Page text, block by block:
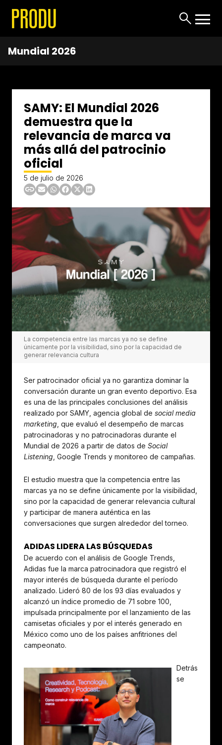
Mundial 2026
SAMY: El Mundial 2026
demuestra que la
relevancia de marca va
más allá del patrocinio
oficial
5 de julio de 2026
La competencia entre las marcas ya no se define
únicamente por la visibilidad, sino por la capacidad de
generar relevancia cultura
Ser patrocinador oficial ya no garantiza dominar la
conversación durante un gran evento deportivo. Esa
es una de las principales conclusiones del análisis
realizado por SAMY, agencia global de social media
marketing, que evaluó el desempeño de marcas
patrocinadoras y no patrocinadoras durante el
Mundial de 2026 a partir de datos de Social
Listening, Google Trends y monitoreo de campañas.
El estudio muestra que la competencia entre las
marcas ya no se define únicamente por la visibilidad,
sino por la capacidad de generar relevancia cultural
y participar de manera auténtica en las
conversaciones que surgen alrededor del torneo.
ADIDAS LIDERA LAS BÚSQUEDAS
De acuerdo con el análisis de Google Trends,
Adidas fue la marca patrocinadora que registró el
mayor interés de búsqueda durante el período
analizado. Lideró 80 de los 93 días evaluados y
alcanzó un índice promedio de 71 sobre 100,
impulsada principalmente por el lanzamiento de las
camisetas oficiales y por el interés generado en
México como uno de los países anfitriones del
campeonato.
Detrás
se